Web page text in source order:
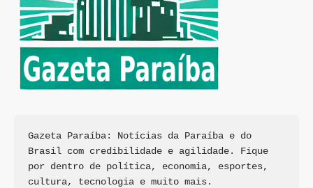
Gazeta Paraíba: Notícias da Paraíba e do
Brasil com credibilidade e agilidade. Fique
por dentro de política, economia, esportes,
cultura, tecnologia e muito mais.